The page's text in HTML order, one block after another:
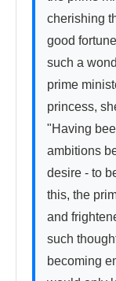
cherishing
good
such a
prime
princess,
"Having
ambitions
desire - to
this, the
and
such
becoming